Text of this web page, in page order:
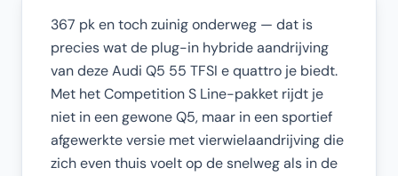
367 pk en toch zuinig onderweg — dat is
precies wat de plug-in hybride aandrijving
van deze Audi Q5 55 TFSI e quattro je biedt.
Met het Competition S Line-pakket rijdt je
niet in een gewone Q5, maar in een sportief
afgewerkte versie met vierwielaandrijving die
zich even thuis voelt op de snelweg als in de